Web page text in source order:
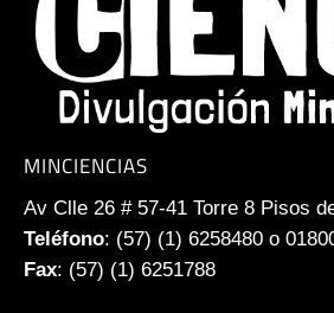
MINCIENCIAS
Av Clle 26 # 57-41 Torre 8 Pisos
Teléfono: (57) (1) 6258480 o
Fax: (57) (1) 6251788